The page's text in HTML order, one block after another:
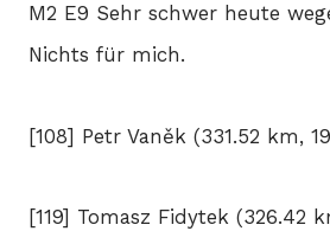
M2 E9 Sehr schwer heute
Nichts für mich.
[108] Petr Vaněk (331.52 km,
[119] Tomasz Fidytek (326.42